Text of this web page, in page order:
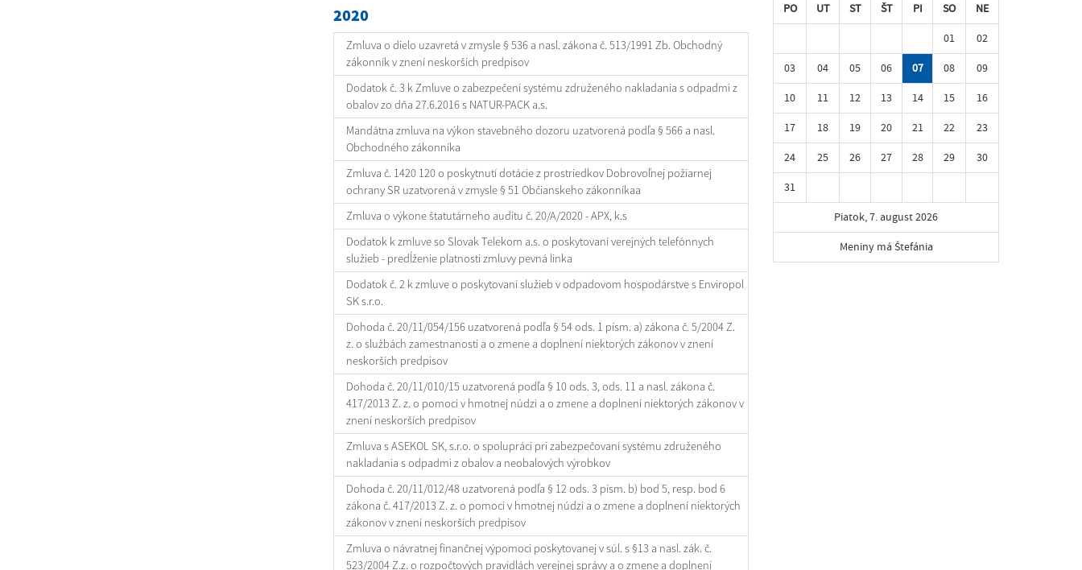
2020
Zmluva o dielo uzavretá v zmysle § 536 a nasl. zákona č. 513/1991 Zb. Obchodný
zákonník v znení neskorších predpisov
Dodatok č. 3 k Zmluve o zabezpečení systému združeného nakladania s odpadmi z
obalov zo dňa 27.6.2016 s NATUR-PACK a.s.
Mandátna zmluva na výkon stavebného dozoru uzatvorená podľa § 566 a nasl.
Obchodného zákonníka
Zmluva č. 1420 120 o poskytnutí dotácie z prostriedkov Dobrovoľnej požiarnej
ochrany SR uzatvorená v zmysle § 51 Občianskeho zákonníkaa
Zmluva o výkone štatutárneho auditu č. 20/A/2020 - APX, k.s
Dodatok k zmluve so Slovak Telekom a.s. o poskytovaní verejných telefónnych
služieb - predĺženie platnosti zmluvy pevná linka
Dodatok č. 2 k zmluve o poskytovaní služieb v odpadovom hospodárstve s Enviropol
SK s.r.o.
Dohoda č. 20/11/054/156 uzatvorená podľa § 54 ods. 1 písm. a) zákona č. 5/2004 Z.
z. o službách zamestnanosti a o zmene a doplnení niektorých zákonov v znení
neskorších predpisov
Dohoda č. 20/11/010/15 uzatvorená podľa § 10 ods. 3, ods. 11 a nasl. zákona č.
417/2013 Z. z. o pomoci v hmotnej núdzi a o zmene a doplnení niektorých zákonov v
znení neskorších predpisov
Zmluva s ASEKOL SK, s.r.o. o spolupráci pri zabezpečovaní systému združeného
nakladania s odpadmi z obalov a neobalových výrobkov
Dohoda č. 20/11/012/48 uzatvorená podľa § 12 ods. 3 písm. b) bod 5, resp. bod 6
zákona č. 417/2013 Z. z. o pomoci v hmotnej núdzi a o zmene a doplnení niektorých
zákonov v znení neskorších predpisov
Zmluva o návratnej finančnej výpomoci poskytovanej v súl. s §13 a nasl. zák. č.
523/2004 Z.z. o rozpočtových pravidlách verejnej správy a o zmene a doplnení
PO UT ST ŠT PI SO
NE
01
02
03
04 05 06 07 08
09
10
11 12 13 14 15
16
17
18 19 20 21 22
23
24
25 26 27 28 29
30
31
Piatok, 7. august 2026
Meniny má Štefánia